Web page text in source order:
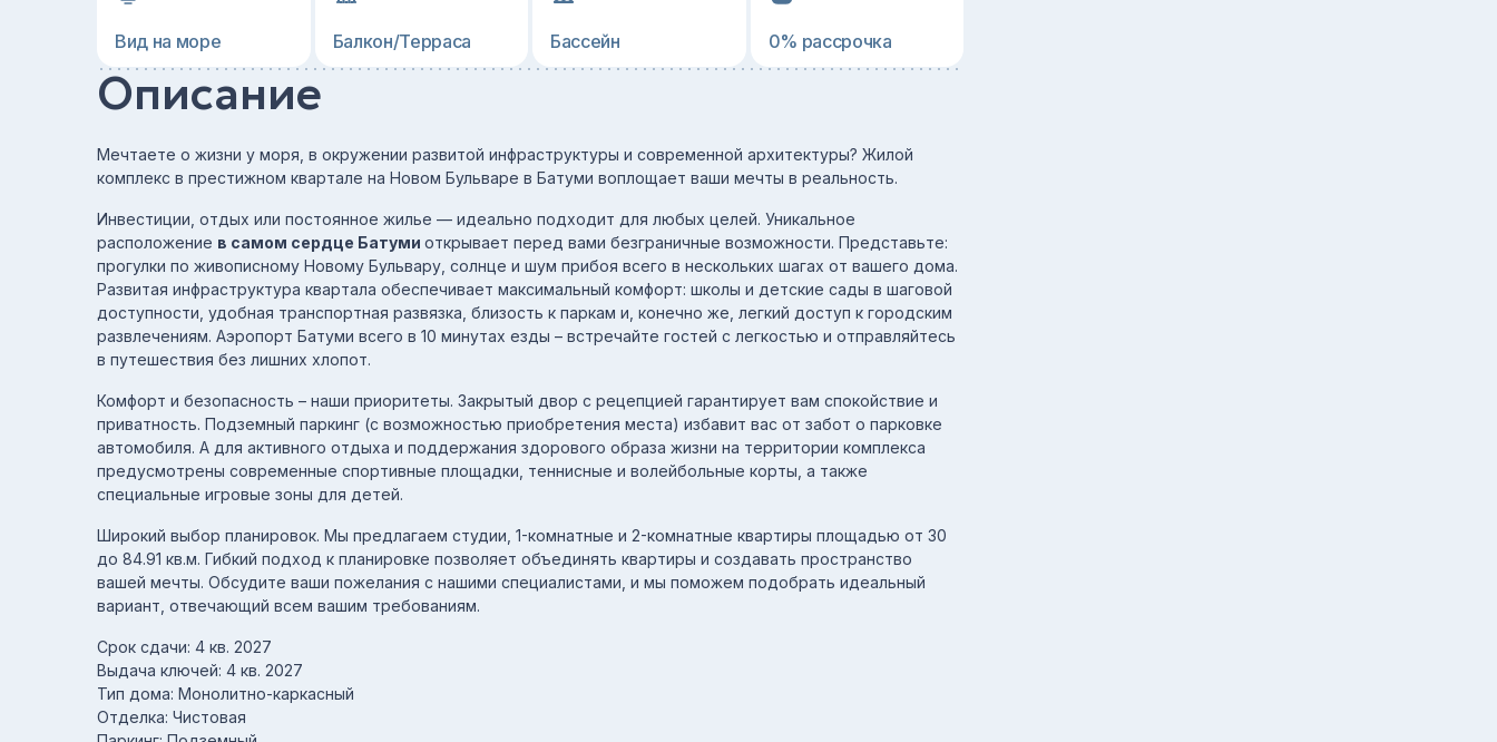
Вид на море Балкон/Терраса Бассейн 0% рассрочка
Описание
Мечтаете о жизни у моря, в окружении развитой инфраструктуры и современной архитектуры? Жилой
комплекс в престижном квартале на Новом Бульваре в Батуми воплощает ваши мечты в реальность.
Инвестиции, отдых или постоянное жилье — идеально подходит для любых целей. Уникальное
расположение в самом сердце Батуми открывает перед вами безграничные возможности. Представьте:
прогулки по живописному Новому Бульвару, солнце и шум прибоя всего в нескольких шагах от вашего дома.
Развитая инфраструктура квартала обеспечивает максимальный комфорт: школы и детские сады в шаговой
доступности, удобная транспортная развязка, близость к паркам и, конечно же, легкий доступ к городским
развлечениям. Аэропорт Батуми всего в 10 минутах езды – встречайте гостей с легкостью и отправляйтесь
в путешествия без лишних хлопот.
Комфорт и безопасность – наши приоритеты. Закрытый двор с рецепцией гарантирует вам спокойствие и
приватность. Подземный паркинг (с возможностью приобретения места) избавит вас от забот о парковке
автомобиля. А для активного отдыха и поддержания здорового образа жизни на территории комплекса
предусмотрены современные спортивные площадки, теннисные и волейбольные корты, а также
специальные игровые зоны для детей.
Широкий выбор планировок. Мы предлагаем студии, 1-комнатные и 2-комнатные квартиры площадью от 30
до 84.91 кв.м. Гибкий подход к планировке позволяет объединять квартиры и создавать пространство
вашей мечты. Обсудите ваши пожелания с нашими специалистами, и мы поможем подобрать идеальный
вариант, отвечающий всем вашим требованиям.
Срок сдачи: 4 кв. 2027
Выдача ключей: 4 кв. 2027
Тип дома: Монолитно-каркасный
Отделка: Чистовая